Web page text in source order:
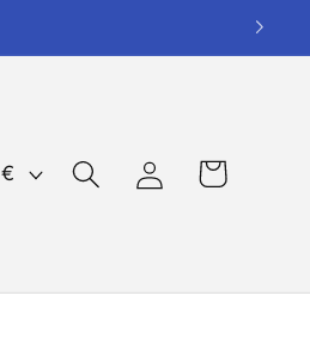
Italia | EUR € Accedi Carrello